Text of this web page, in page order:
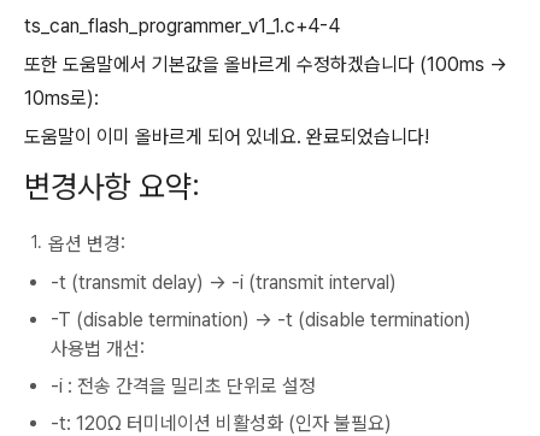
ts_can_flash_programmer_v1_1.c+4-4
또한 도움말에서 기본값을 올바르게 수정하겠습니다 (100ms →
10ms로):
도움말이 이미 올바르게 되어 있네요. 완료되었습니다!
변경사항 요약:
옵션 변경:
-t (transmit delay) → -i (transmit interval)
-T (disable termination) → -t (disable termination)
사용법 개선:
-i : 전송 간격을 밀리초 단위로 설정
-t: 120Ω 터미네이션 비활성화 (인자 불필요)